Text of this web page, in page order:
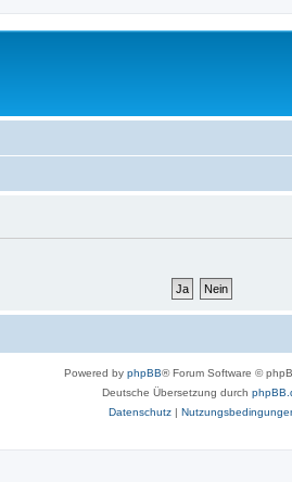
Powered by phpBB® Forum Software ©
Deutsche Übersetzung durch
Datenschutz|